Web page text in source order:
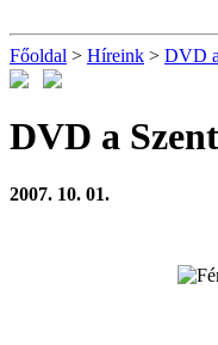
Főoldal > Híreink > DVD
DVD a
2007. 10. 01.